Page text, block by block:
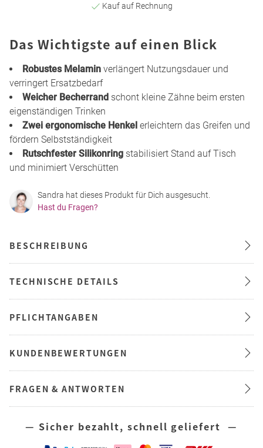
Kauf auf Rechnung
Das Wichtigste auf einen Blick
Robustes Melamin verlängert Nutzungsdauer und
verringert Ersatzbedarf
Weicher Becherrand schont kleine Zähne beim ersten
eigenständigen Trinken
Zwei ergonomische Henkel erleichtern das Greifen und
fördern Selbstständigkeit
Rutschfester Silikonring stabilisiert Stand auf Tisch
und minimiert Verschütten
Sandra hat dieses Produkt für Dich ausgesucht.
Hast du Fragen?
BESCHREIBUNG
TECHNISCHE DETAILS
PFLICHTANGABEN
KUNDENBEWERTUNGEN
FRAGEN & ANTWORTEN
— Sicher bezahlt, schnell geliefert —